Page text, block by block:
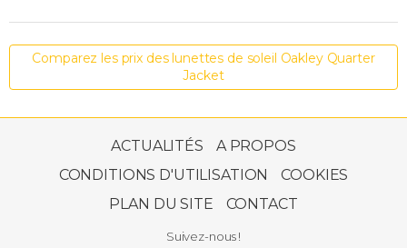
Comparez les prix des lunettes de soleil Oakley Quarter
Jacket
ACTUALITÉS
A PROPOS
CONDITIONS D'UTILISATION
COOKIES
PLAN DU SITE
CONTACT
Suivez-nous !